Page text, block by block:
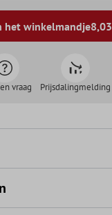
het winkelmandje8,03
vraag Prijsdalingmelding